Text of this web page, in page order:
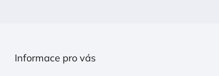
Informace pro vás